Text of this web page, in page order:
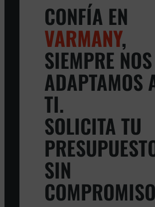
CONFÍA EN
VARMANY,
SIEMPRE NOS
ADAPTAMOS
TI.
SOLICITA TU
SIN